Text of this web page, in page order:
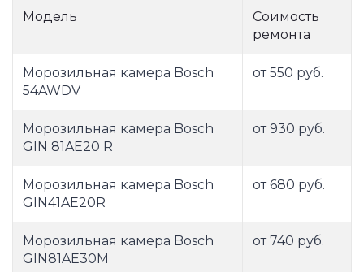
Модель
Соимость
ремонта
Морозильная камера Bosch
54AWDV
от 550 руб.
Морозильная камера Bosch
GIN 81AE20 R
от 930 руб.
Морозильная камера Bosch
GIN41AE20R
от 680 руб.
Морозильная камера Bosch
GIN81AE30M
от 740 руб.